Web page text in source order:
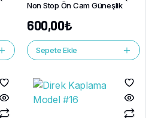
Non Stop Ön Cam Güneşlik
600,00₺
Sepete Ekle